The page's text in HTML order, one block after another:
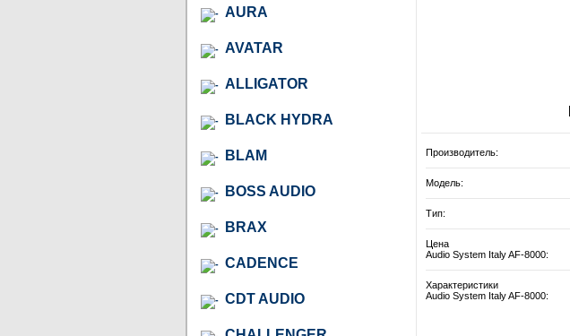
AURA
AVATAR
ALLIGATOR
BLACK HYDRA
BLAM
BOSS AUDIO
BRAX
CADENCE
CDT AUDIO
Производитель:
Модель:
Тип:
Цена
Audio System Italy AF-8000:
Характеристики
Audio System Italy AF-8000: